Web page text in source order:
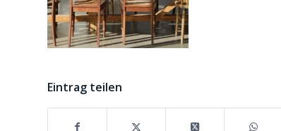
Eintrag teilen